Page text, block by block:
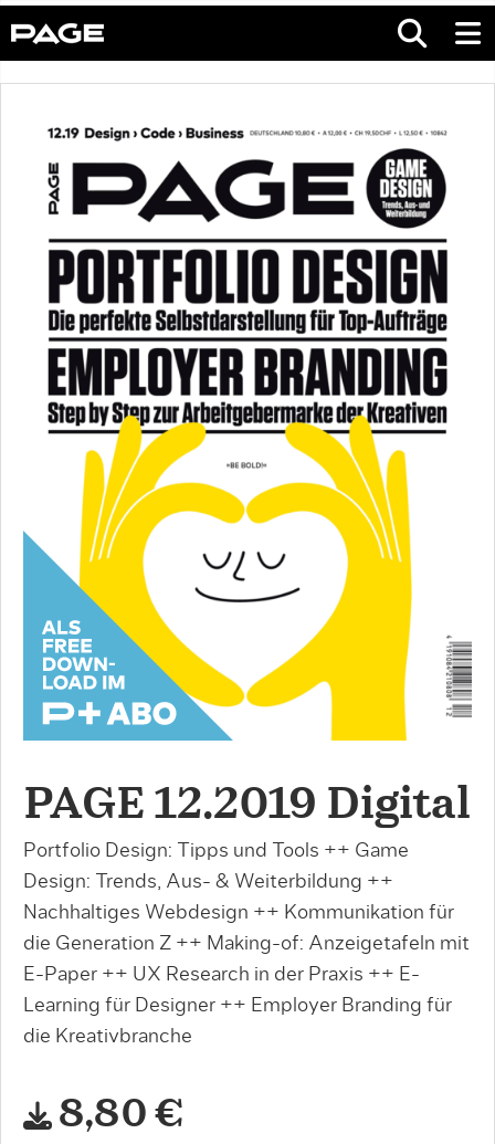
PAGE 12.2019 Digital
Portfolio Design: Tipps und Tools ++ Game
Design: Trends, Aus- & Weiterbildung ++
Nachhaltiges Webdesign ++ Kommunikation für
die Generation Z ++ Making-of: Anzeigetafeln mit
E-Paper ++ UX Research in der Praxis ++ E-
Learning für Designer ++ Employer Branding für
die Kreativbranche
8,80 €